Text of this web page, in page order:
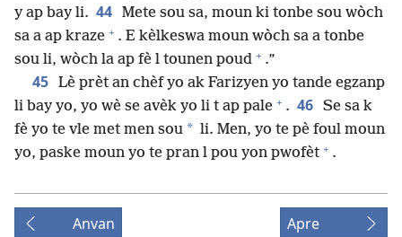
y ap bay li. 44 Mete sou sa, moun ki tonbe sou wòch
sa a ap kraze + . E kèlkeswa moun wòch sa a tonbe
sou li, wòch la ap fè l tounen poud + .”
45 Lè prèt an chèf yo ak Farizyen yo tande egzanp
li bay yo, yo wè se avèk yo li t ap pale + . 46 Se sa k
fè yo te vle met men sou * li. Men, yo te pè foul moun
yo, paske moun yo te pran l pou yon pwofèt + .
Anvan Apre